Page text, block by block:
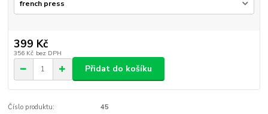
399 Kč
356 Kč bez DPH
Přidat do košíku
Číslo produktu: 45